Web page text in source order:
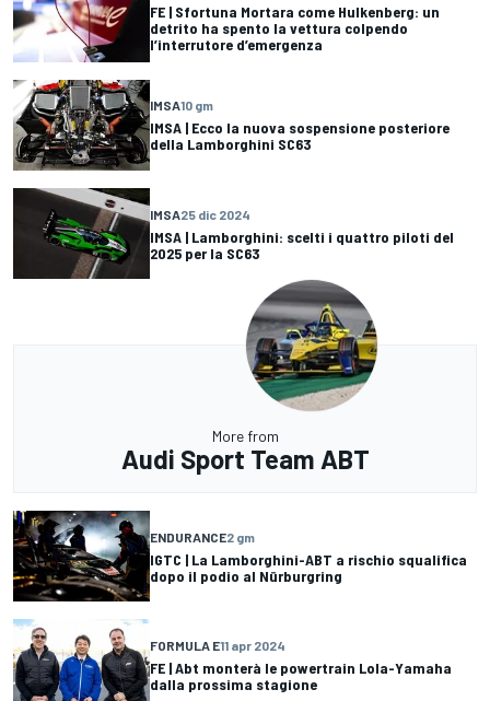
FE | Sfortuna Mortara come Hulkenberg: un
detrito ha spento la vettura colpendo
l’interrutore d’emergenza
IMSA10 gm
IMSA | Ecco la nuova sospensione posteriore
della Lamborghini SC63
IMSA25 dic 2024
IMSA | Lamborghini: scelti i quattro piloti del
2025 per la SC63
More from
Audi Sport Team ABT
ENDURANCE2 gm
IGTC | La Lamborghini-ABT a rischio squalifica
dopo il podio al Nürburgring
FORMULA E11 apr 2024
FE | Abt monterà le powertrain Lola-Yamaha
dalla prossima stagione